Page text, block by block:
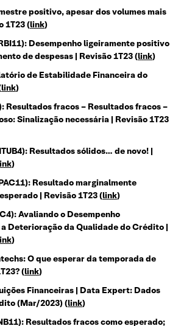
positivo, apesar dos volumes mais
1T23 (link)
Desempenho ligeiramente positivo
de despesas | Revisão 1T23 (link)
de Estabilidade Financeira do
link)
Resultados fracos – Resultados fracos –
Sinalização necessária | Revisão 1T23
Resultados sólidos… de novo! |
)
Resultado marginalmente
| Revisão 1T23 (link)
Avaliando o Desempenho
Deterioração da Qualidade do Crédito |
)
O que esperar da temporada de
(link)
Financeiras | Data Expert: Dados
(Mar/2023) (link)
Resultados fracos como esperado;